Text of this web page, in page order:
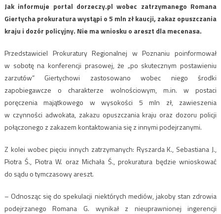
Jak informuje portal dorzeczy.pl wobec zatrzymanego Romana
Giertycha prokuratura wystąpi o 5 mln zł kaucji, zakaz opuszczania
kraju i dozór policyjny. Nie ma wniosku o areszt dla mecenasa.
Przedstawiciel Prokuratury Regionalnej w Poznaniu poinformował
w sobotę na konferencji prasowej, że „po skutecznym postawieniu
zarzutów” Giertychowi zastosowano wobec niego środki
zapobiegawcze o charakterze wolnościowym, m.in. w postaci
poręczenia majątkowego w wysokości 5 mln zł, zawieszenia
w czynności adwokata, zakazu opuszczania kraju oraz dozoru policji
połączonego z zakazem kontaktowania się z innymi podejrzanymi.
Z kolei wobec pięciu innych zatrzymanych: Ryszarda K., Sebastiana J.,
Piotra Ś., Piotra W. oraz Michała Ś., prokuratura będzie wnioskować
do sądu o tymczasowy areszt.
– Odnosząc się do spekulacji niektórych mediów, jakoby stan zdrowia
podejrzanego Romana G. wynikał z nieuprawnionej ingerencji